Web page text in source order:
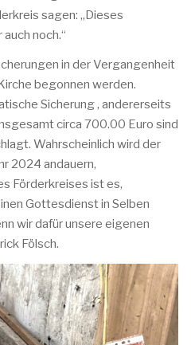
sagen: „Dieses
noch.“
in der Vergangenheit
begonnen werden.
Sicherung , andererseits
circa 700.00 Euro sind
Wahrscheinlich wird der
2024 andauern,
Förderkreises ist es,
Gottesdienst in Selben
wir dafür unsere eigenen
Fölsch.